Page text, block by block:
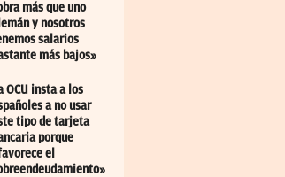
más que uno
y nosotros
salarios
más bajos»
OCU insta a los
a no usar
tipo de tarjeta
porque
el